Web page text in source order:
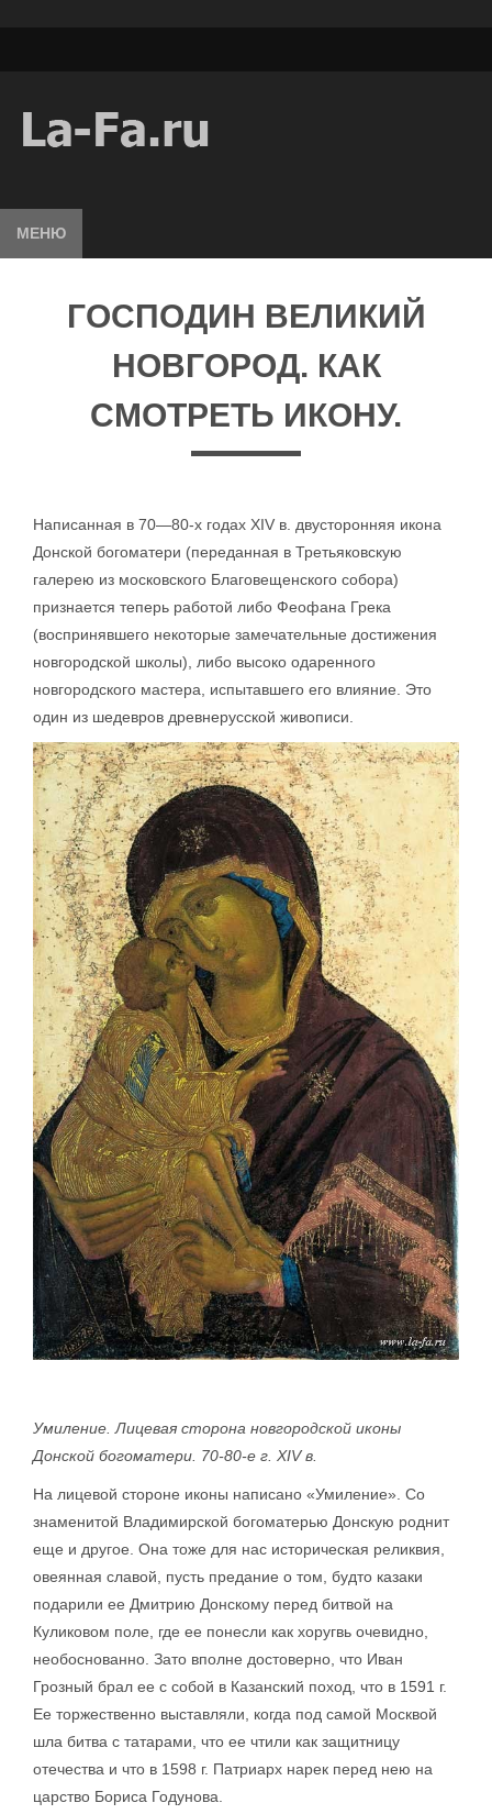
МЕНЮ
ГОСПОДИН ВЕЛИКИЙ
НОВГОРОД. КАК
СМОТРЕТЬ ИКОНУ.
Написанная в 70—80-х годах XIV в. двусторонняя икона
Донской богоматери (переданная в Третьяковскую
галерею из московского Благовещенского собора)
признается теперь работой либо Феофана Грека
(воспринявшего некоторые замечательные достижения
новгородской школы), либо высоко одаренного
новгородского мастера, испытавшего его влияние. Это
один из шедевров древнерусской живописи.
Умиление. Лицевая сторона новгородской иконы
Донской богоматери. 70-80-е г. XIV в.
На лицевой стороне иконы написано «Умиление». Со
знаменитой Владимирской богоматерью Донскую роднит
еще и другое. Она тоже для нас историческая реликвия,
овеянная славой, пусть предание о том, будто казаки
подарили ее Дмитрию Донскому перед битвой на
Куликовом поле, где ее понесли как хоругвь очевидно,
необоснованно. Зато вполне достоверно, что Иван
Грозный брал ее с собой в Казанский поход, что в 1591 г.
Ее торжественно выставляли, когда под самой Москвой
шла битва с татарами, что ее чтили как защитницу
отечества и что в 1598 г. Патриарх нарек перед нею на
царство Бориса Годунова.